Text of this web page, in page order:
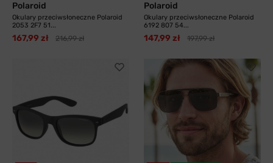
Polaroid
Okulary przeciwsłoneczne Polaroid
2053 2F7 51...
167,99 zł 216,99 zł
Polaroid
Okulary przeciwsłoneczne Polaroid
6192 807 54...
147,99 zł 197,99 zł